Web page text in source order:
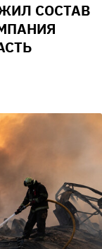
СОСТАВ